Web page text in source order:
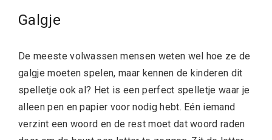
Galgje
De meeste volwassen mensen weten wel hoe ze de
galgje moeten spelen, maar kennen de kinderen dit
spelletje ook al? Het is een perfect spelletje waar je
alleen pen en papier voor nodig hebt. Eén iemand
verzint een woord en de rest moet dat woord raden